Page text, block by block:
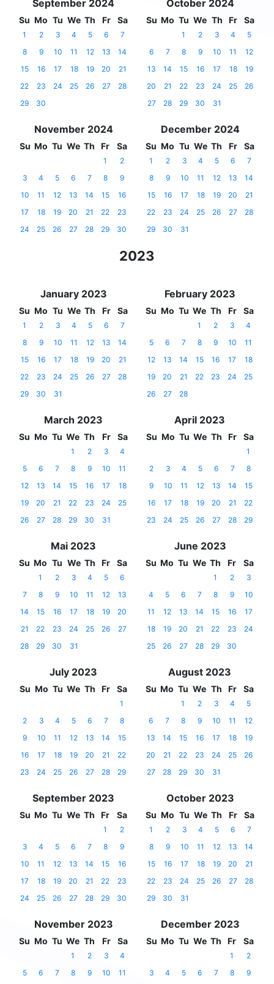
September 2024
Su Mo Tu We Th Fr Sa
1 2 3 4 5 6
7
8
9 10 11 12 13
14
15
16 17 18 19 20
21
22
23 24 25 26 27
28
29
30
October 2024
Su Mo Tu We Th Fr Sa
1 2 3 4
5
6
7 8 9 10 11
12
13
14 15 16 17 18
19
20
21 22 23 24 25
26
27
28 29 30 31
November 2024
Su Mo Tu We Th Fr Sa
1
2
3
4 5 6 7 8
9
10
11 12 13 14 15
16
17
18 19 20 21 22
23
24
25 26 27 28 29 30
December 2024
Su Mo Tu We Th Fr Sa
1 2 3 4 5 6
7
8
9 10 11 12 13
14
15
16 17 18 19 20
21
22
23 24 25 26 27
28
29
30 31
2023
January 2023
Su Mo Tu We Th Fr Sa
1 2 3 4 5 6
7
8
9 10 11 12 13
14
15
16 17 18 19 20
21
22
23 24 25 26 27
28
29
30 31
February 2023
Su Mo Tu We Th Fr Sa
1 2 3
4
5
6 7 8 9 10
11
12
13 14 15 16 17
18
19
20 21 22 23 24
25
26
27 28
March 2023
Su Mo Tu We Th Fr Sa
1 2 3
4
5
6 7 8 9 10
11
12
13 14 15 16 17
18
19
20 21 22 23 24
25
26
27 28 29 30 31
April 2023
Su Mo Tu We Th Fr Sa
1
2
3 4 5 6 7
8
9
10 11 12 13 14
15
16
17 18 19 20 21
22
23
24 25 26 27 28 29
Mai 2023
Su Mo Tu We Th Fr Sa
1 2 3 4 5
6
7
8 9 10 11 12
13
14
15 16 17 18 19
20
21
22 23 24 25 26
27
28
29 30 31
June 2023
Su Mo Tu We Th Fr Sa
1 2
3
4
5 6 7 8 9
10
11
12 13 14 15 16
17
18
19 20 21 22 23
24
25
26 27 28 29 30
July 2023
Su Mo Tu We Th Fr Sa
1
2
3 4 5 6 7
8
9
10 11 12 13 14
15
16
17 18 19 20 21
22
23
24 25 26 27 28 29
August 2023
Su Mo Tu We Th Fr Sa
1 2 3 4
5
6
7 8 9 10 11
12
13
14 15 16 17 18
19
20
21 22 23 24 25
26
27
28 29 30 31
September 2023
Su Mo Tu We Th Fr Sa
1
2
3
4 5 6 7 8
9
10
11 12 13 14 15
16
17
18 19 20 21 22
23
24
25 26 27 28 29 30
October 2023
Su Mo Tu We Th Fr Sa
1 2 3 4 5 6
7
8
9 10 11 12 13
14
15
16 17 18 19 20
21
22
23 24 25 26 27
28
29
30 31
November 2023
Su Mo Tu We Th Fr Sa
1 2 3
4
5
6 7 8 9 10
11
December 2023
Su Mo Tu We Th Fr Sa
1
2
3
4 5 6 7 8
9